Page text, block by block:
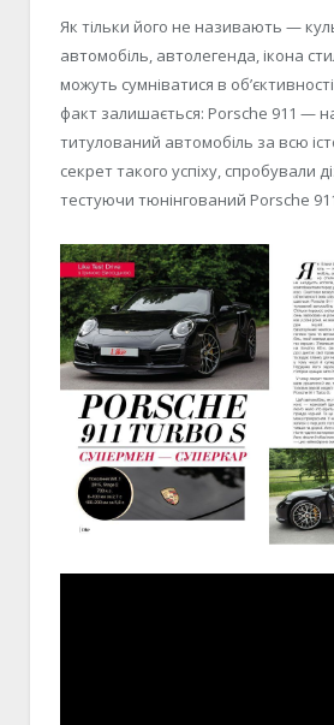
Як тільки його не називають —
автомобіль, автолегенда, ікона
можуть сумніватися в об’єктивності
факт залишається: Porsche 911 —
титулований автомобіль за всю
секрет такого успіху, спробували
тестуючи тюнінгований Porsche